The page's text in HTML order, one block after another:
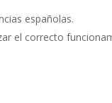
españolas.
el correcto